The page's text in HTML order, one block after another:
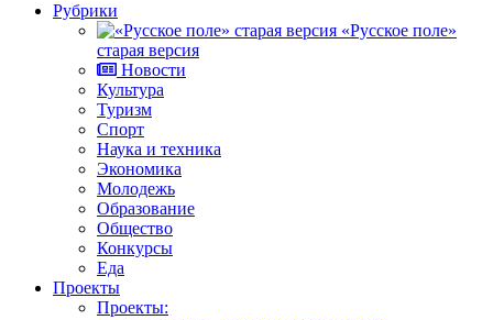
Рубрики
«Русское поле»
старая версия
Новости
Культура
Туризм
Спорт
Наука и техника
Экономика
Молодежь
Образование
Общество
Конкурсы
Еда
Проекты
Проекты: